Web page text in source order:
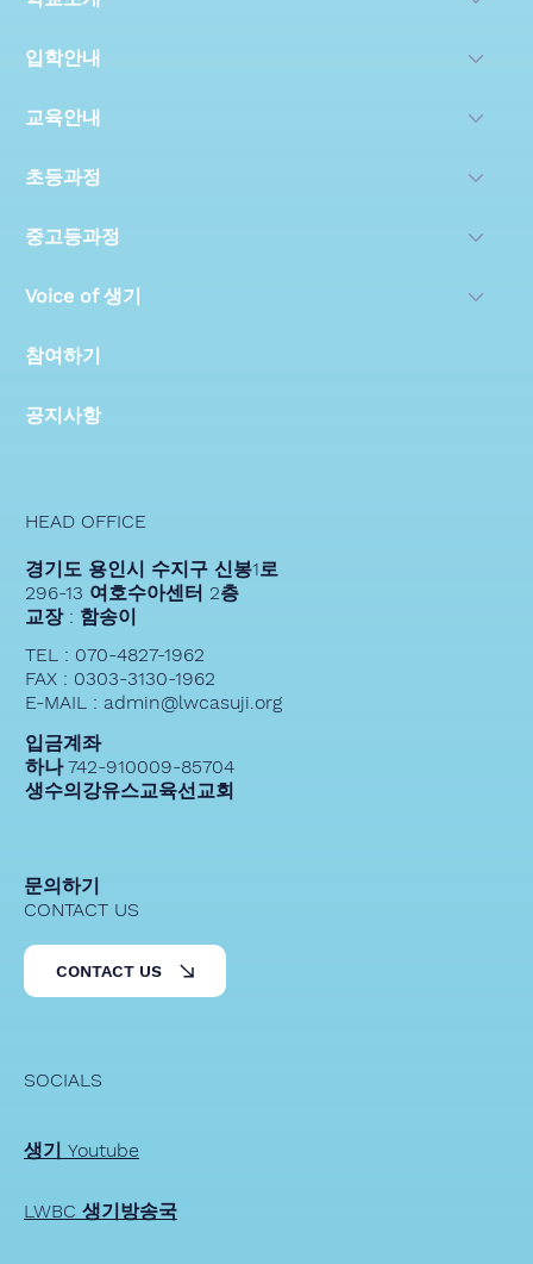
입학안내
교육안내
초등과정
중고등과정
Voice of 생기
참여하기
공지사항
HEAD OFFICE
경기도 용인시 수지구 신봉1로
296-13 여호수아센터 2층
교장 : 함송이
TEL : 070-4827-1962
FAX : 0303-3130-1962
E-MAIL : admin@lwcasuji.org
입금계좌
하나 742-910009-85704
생수의강유스교육선교회
SOCIALS
생기 Youtube
LWBC 생기방송국
문의하기
CONTACT US
CONTACT US